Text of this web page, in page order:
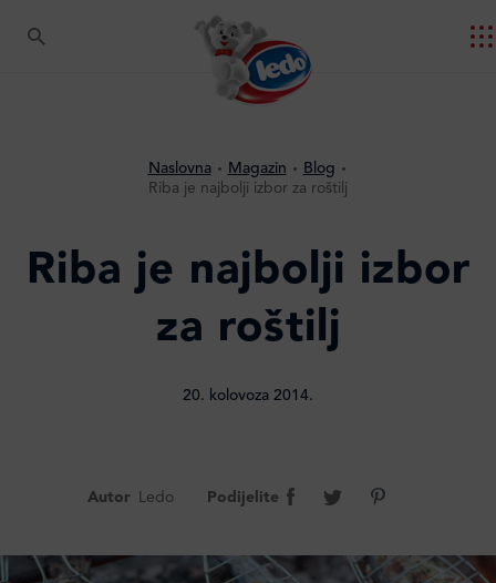
Naslovna Magazin
Blog
Riba je najbolji izbor za roštilj
Riba je najbolji izbor
za roštilj
20. kolovoza 2014.
Autor Ledo Podijelite